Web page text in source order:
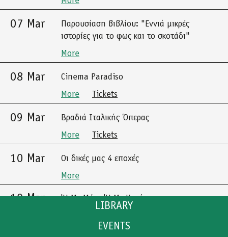
LIBRARY
CATALOGUE
EVENTS
07 Mar
Παρουσίαση βιβλίου: "Εννιά μικρές
ιστορίες για το φως και το σκοτάδι"
More
08 Mar
Cinema Paradiso
More
Tickets
09 Mar
Βραδιά Ιταλικής Όπερας
More
Tickets
10 Mar
Οι δικές μας 4 εποχές
More
10 Mar
'Η Με Μένα 'Η Με Καμία